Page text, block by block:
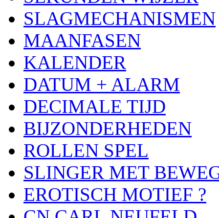
SLAGMECHANISMEN
MAANFASEN
KALENDER
DATUM + ALARM
DECIMALE TIJD
BIJZONDERHEDEN
ROLLEN SPEL
SLINGER MET
EROTISCH MOTIEF ?